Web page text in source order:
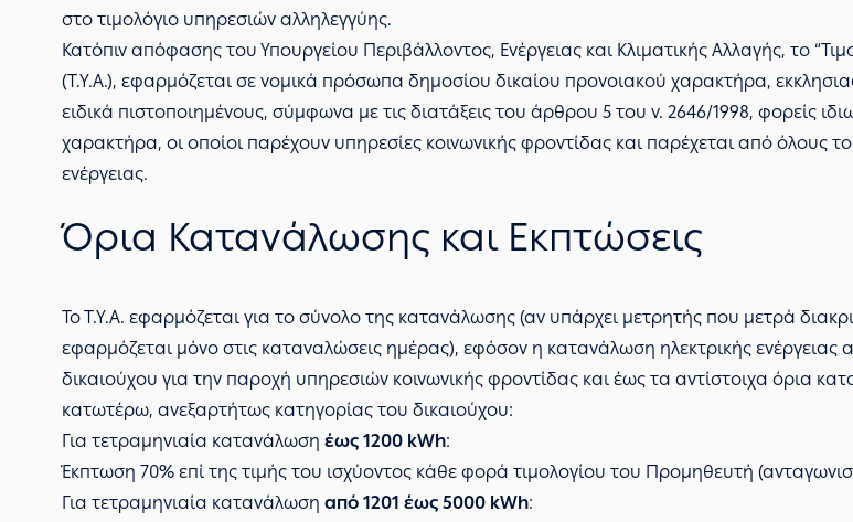
στο τιμολόγιο υπηρεσιών αλληλεγγύης.
Κατόπιν απόφασης του Υπουργείου Περιβάλλοντος, Ενέργειας και Κλιματικής Αλλαγής, το
(Τ.Υ.Α.), εφαρμόζεται σε νομικά πρόσωπα δημοσίου δικαίου προνοιακού χαρακτήρα,
ειδικά πιστοποιημένους, σύμφωνα με τις διατάξεις του άρθρου 5 του ν. 2646/1998, φορείς
χαρακτήρα, οι οποίοι παρέχουν υπηρεσίες κοινωνικής φροντίδας και παρέχεται από όλους
ενέργειας.
Όρια Κατανάλωσης και Εκπτώσεις
Το Τ.Υ.Α. εφαρμόζεται για το σύνολο της κατανάλωσης (αν υπάρχει μετρητής που μετρά
εφαρμόζεται μόνο στις καταναλώσεις ημέρας), εφόσον η κατανάλωση ηλεκτρικής
δικαιούχου για την παροχή υπηρεσιών κοινωνικής φροντίδας και έως τα αντίστοιχα όρια
κατωτέρω, ανεξαρτήτως κατηγορίας του δικαιούχου:
Για τετραμηνιαία κατανάλωση έως 1200 kWh:
Έκπτωση 70% επί της τιμής του ισχύοντος κάθε φορά τιμολογίου του Προμηθευτή
Για τετραμηνιαία κατανάλωση από 1201 έως 5000 kWh: